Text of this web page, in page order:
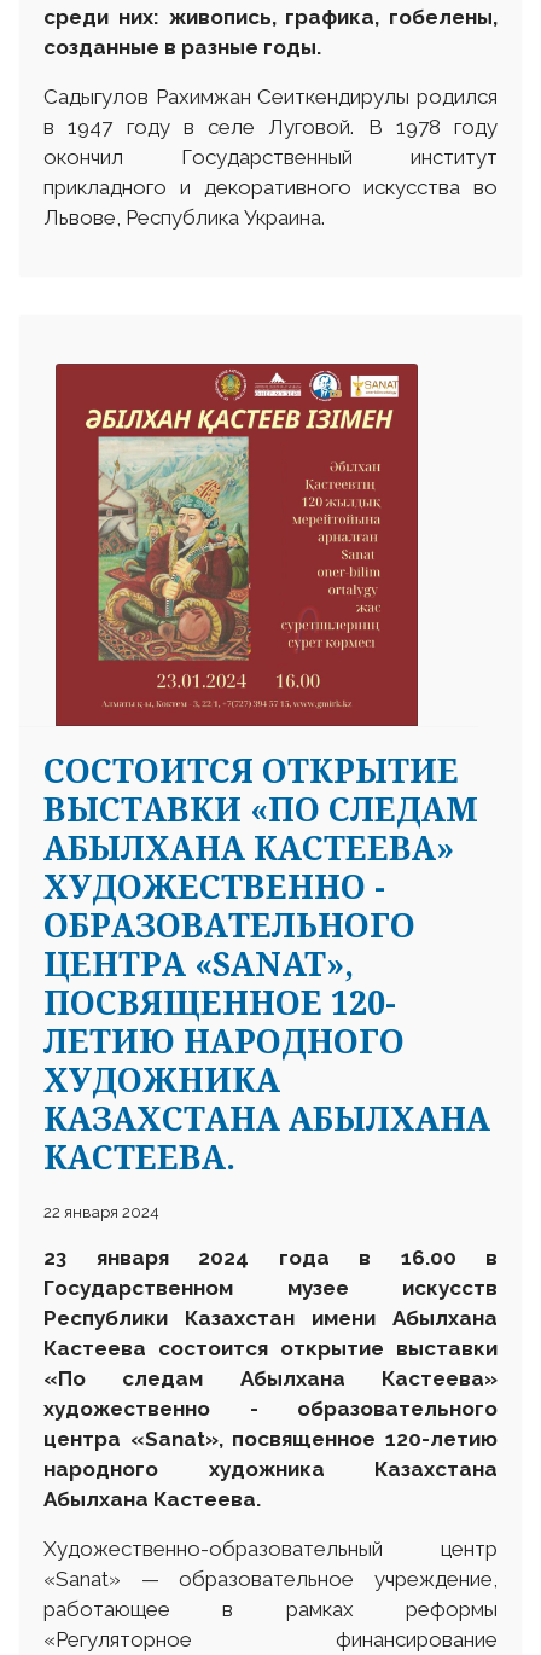
среди них: живопись, графика, гобелены,
созданные в разные годы.
Садыгулов Рахимжан Сеиткендирулы родился
в 1947 году в селе Луговой. В 1978 году
окончил Государственный институт
прикладного и декоративного искусства во
Львове, Республика Украина.
СОСТОИТСЯ ОТКРЫТИЕ
ВЫСТАВКИ «ПО СЛЕДАМ
АБЫЛХАНА КАСТЕЕВА»
ХУДОЖЕСТВЕННО -
ОБРАЗОВАТЕЛЬНОГО
ЦЕНТРА «SANAT»,
ПОСВЯЩЕННОЕ 120-
ЛЕТИЮ НАРОДНОГО
ХУДОЖНИКА
КАЗАХСТАНА АБЫЛХАНА
КАСТЕЕВА.
22 января 2024
23 января 2024 года в 16.00 в
Государственном музее искусств
Республики Казахстан имени Абылхана
Кастеева состоится открытие выставки
«По следам Абылхана Кастеева»
художественно - образовательного
центра «Sanat», посвященное 120-летию
народного художника Казахстана
Абылхана Кастеева.
Художественно-образовательный центр
«Sanat» — образовательное учреждение,
работающее в рамках реформы
«Регуляторное финансирование